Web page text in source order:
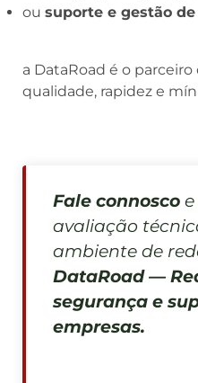
ou suporte e gestão
a DataRoad é o
qualidade, rapidez e
Fale connosco
avaliação
ambiente de
DataRoad —
segurança e
empresas.